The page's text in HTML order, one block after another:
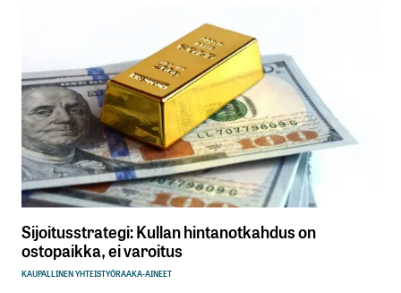
Sijoitusstrategi: Kullan hintanotkahdus on
ostopaikka, ei varoitus
KAUPALLINEN YHTEISTYÖRAAKA-AINEET